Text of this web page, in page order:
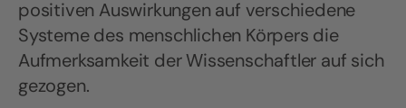
positiven Auswirkungen auf verschiedene
Systeme des menschlichen Körpers die
Aufmerksamkeit der Wissenschaftler auf sich
gezogen.